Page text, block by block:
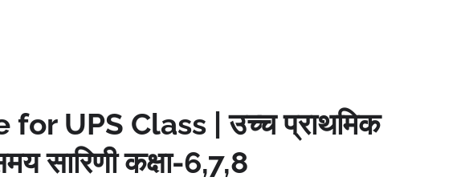
UPS Class | उच्च प्राथमिक
सारिणी कक्षा-6,7,8